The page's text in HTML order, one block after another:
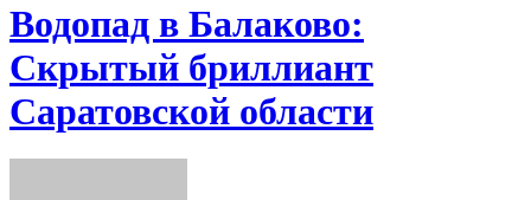
Водопад в Балаково:
Скрытый бриллиант
Саратовской области